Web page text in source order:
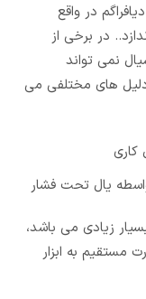
دیافراگم در واقع
در برخی از
نمی تواند
دلیل های مختلفی می
کاری
یال تحت فشار
زیادی می باشد،
مستقیم به ابزار